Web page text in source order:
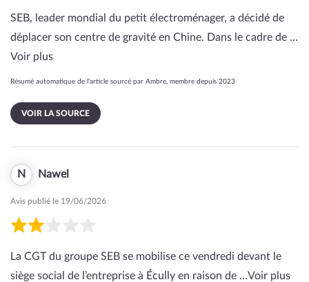
SEB, leader mondial du petit électroménager, a décidé de
déplacer son centre de gravité en Chine. Dans le cadre de …
Voir plus
Résumé automatique de l’article sourcé par Ambre, membre depuis 2023
VOIR LA SOURCE
N Nawel
Avis publié le 19/06/2026
La CGT du groupe SEB se mobilise ce vendredi devant le
siège social de l’entreprise à Écully en raison de …Voir plus